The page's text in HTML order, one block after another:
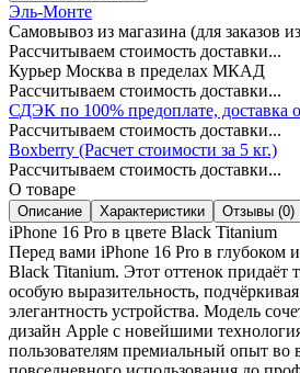
Эль-Монте
Самовывоз из магазина (для
Рассчитываем стоимость доставки...
Курьер Москва в пределах МКАД
Рассчитываем стоимость доставки...
СДЭК по 100% предоплате, доставка
Рассчитываем стоимость доставки...
Boxberry (Расчет стоимости за 5 кг.)
Рассчитываем стоимость доставки...
О товаре
Описание Характеристики Отзывы (0)
iPhone 16 Pro в цвете Black Titanium
Перед вами iPhone 16 Pro в глубоком
Black Titanium. Этот оттенок придаёт
особую выразительность, подчёркивая
элегантность устройства. Модель
дизайн Apple с новейшими
пользователям премиальный опыт во